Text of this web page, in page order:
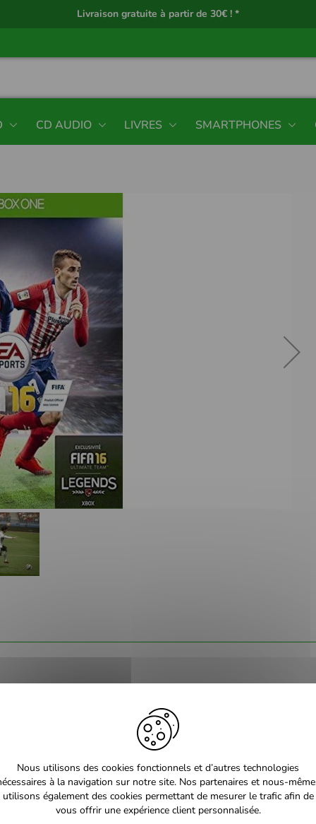
Livraison gratuite à partir de 30€ ! *
CD AUDIO LIVRES SMARTPHONES
Nous utilisons des cookies fonctionnels et d’autres technologies
à la navigation sur notre site. Nos partenaires et nous-
utilisons également des cookies permettant de mesurer le trafic afin de
vous offrir une expérience client personnalisée.